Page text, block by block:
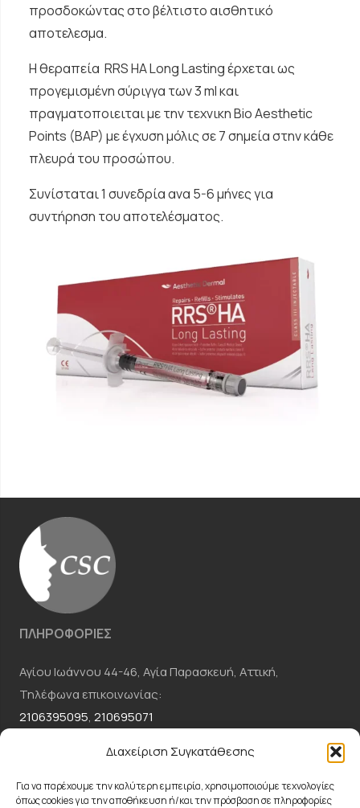
Διαχείριση Συγκατάθεσης
Για να παρέχουμε την καλύτερη εμπειρία, χρησιμοποιούμε τεχνολογίες
όπως cookies για την αποθήκευση ή/και την πρόσβαση σε πληροφορίες
προσδοκώντας στο βέλτιστο αισθητικό
αποτελεσμα.
Η θεραπεία RRS HA Long Lasting έρχεται ως
προγεμισμένη σύριγγα των 3 ml και
πραγματοποιειται με την τεχνικη Bio Aesthetic
Points (BAP) με έγχυση μόλις σε 7 σημεία στην κάθε
πλευρά του προσώπου.
Συνίσταται 1 συνεδρία ανα 5-6 μήνες για
συντήρηση του αποτελέσματος.
ΠΛΗΡΟΦΟΡΙΕΣ
Αγίου Ιωάννου 44-46, Αγία Παρασκευή, Αττική,
Τηλέφωνα επικοινωνίας:
2106395095, 210695071
ΕΠΙΚΟΙΝΩΝΗΣΤΕ ΜΑΖΙ ΜΑΣ